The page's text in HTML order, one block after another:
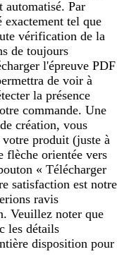
automatisé. Par
tel que
vérification de la
de toujours
l'épreuve PDF
de voir à
la présence
commande. Une
création, vous
produit (juste à
flèche orientée vers
« Télécharger
satisfaction est notre
ravis
Veuillez noter que
les détails
disposition pour